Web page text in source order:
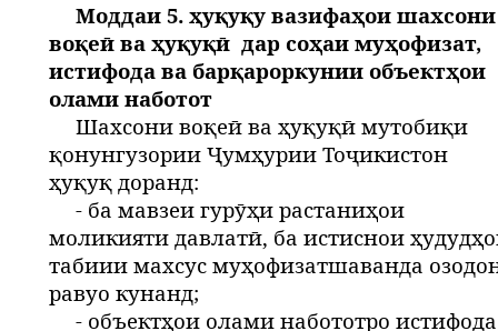
Моддаи 5. ҳуқуқу вазифаҳои шахсони
воқеӣ ва ҳуқуқӣ дар соҳаи муҳофизат,
истифода ва барқароркунии объектҳои
олами наботот
Шахсони воқеӣ ва ҳуқуқӣ мутобиқи
қонунгузории Ҷумҳурии Тоҷикистон
ҳуқуқ доранд:
- ба мавзеи гурӯҳи растаниҳои
моликияти давлатӣ, ба истиснои
табиии махсус муҳофизатшаванда
равуо кунанд;
- объектҳои олами набототро истифода